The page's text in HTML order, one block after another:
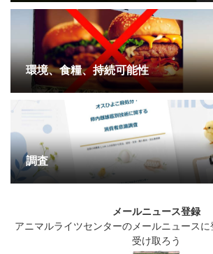
環境、食糧、持続可能性
調査
メールニュース登録
アニマルライツセンターのメールニュース
受け取ろう